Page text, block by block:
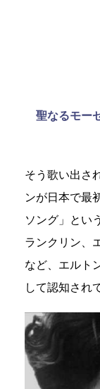
聖なるモー
そう歌い出さ
ンが日本で最
ソング」とい
ランクリン、
など、エルト
して認知され